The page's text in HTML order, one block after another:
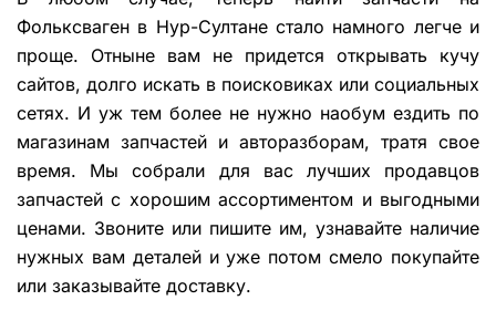
Фольксваген в Нур-Султане стало намного легче и
проще. Отныне вам не придется открывать кучу
сайтов, долго искать в поисковиках или социальных
сетях. И уж тем более не нужно наобум ездить по
магазинам запчастей и авторазборам, тратя свое
время. Мы собрали для вас лучших продавцов
запчастей с хорошим ассортиментом и выгодными
ценами. Звоните или пишите им, узнавайте наличие
нужных вам деталей и уже потом смело покупайте
или заказывайте доставку.